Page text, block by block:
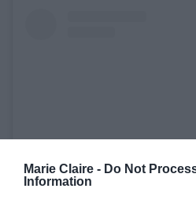
Marie Claire - Do Not
Information